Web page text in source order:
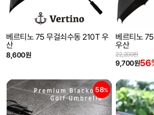
베르티노 75 무걸쇠수동 210T 우
산
8,600원
베르티노
우산
9,700원
22,200원
58%